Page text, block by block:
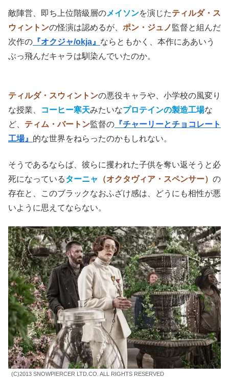
(C)2013 SNOWPIERCER LTD.CO. ALL RIGHTS RESERVED
だが、翻って本作はどうだ。ヒゲ面のキャプテン・アメリ
カは猪突猛進するだけだし、相棒のナムグンも、結局は車
両の扉のロック解除するくらいしか芸がない。
ウィントンの怪演は認めるが、ポン・ジュノ監督と組んだ
次作の『オクジャ/okja』
ならともかく、本作にああいう
ぶっ飛んだキャラは馴染んでいたのか。
ティルダ・スウィントンの悪役キャラや、小学校の風変り
な授業、コーヒー寒天みたいなプロテインの製造工場な
ど、ティム・バートン監督の『チャーリーとチョコレート
工場』的な世界をねらったのかもしれない。
そうであるならば、彼らに攫われた子供を奪い返そうと必
死になっているターニャ（オクタヴィア・スペンサー） の
存在と、このブラックなおふざけ感は、どうにも相性が悪
いように思えてならない。